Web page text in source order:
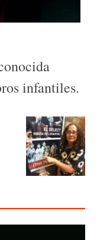
infantiles.